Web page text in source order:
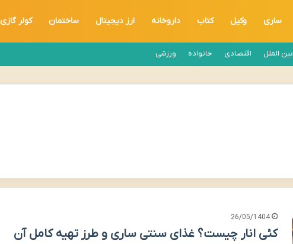
ساری وکیل کتاب داروخانه ارز دیجیتال ساختمان کولر گازی
بین الملل اقتصادی خانواده ورزشی
26/05/1404
کئی انار چیست؟ غذای سنتی ساری و طرز تهیه کامل آن